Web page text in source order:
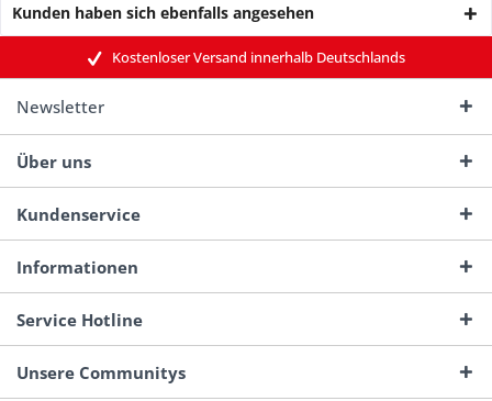
Kunden haben sich ebenfalls angesehen
Kostenloser Versand innerhalb Deutschlands
Newsletter
Über uns
Kundenservice
Informationen
Service Hotline
Unsere Communitys